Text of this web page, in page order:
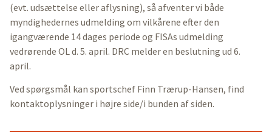
(evt. udsættelse eller aflysning), så afventer vi både
myndighedernes udmelding om vilkårene efter den
igangværende 14 dages periode og FISAs udmelding
vedrørende OL d. 5. april. DRC melder en beslutning ud 6.
april.
Ved spørgsmål kan sportschef Finn Trærup-Hansen, find
kontaktoplysninger i højre side/i bunden af siden.